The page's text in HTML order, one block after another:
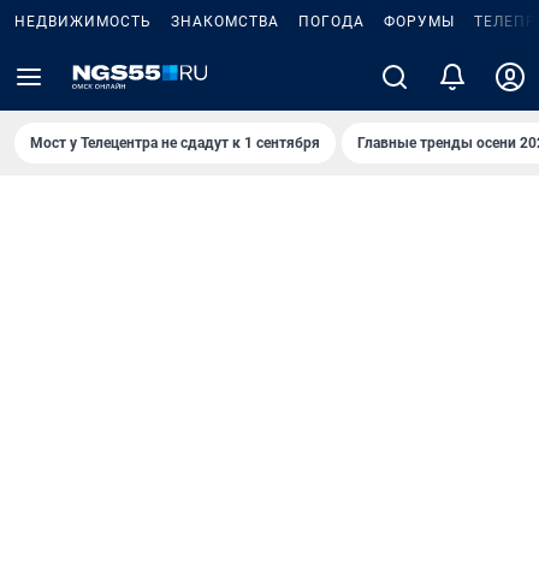
НЕДВИЖИМОСТЬ ЗНАКОМСТВА ПОГОДА ФОРУМЫ
Мост у Телецентра не сдадут к 1 сентября Главные тренды осени